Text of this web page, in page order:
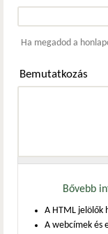
Ha megadod a
Bemutatkozás
Bővebb
A HTML jelölők
A webcímek és